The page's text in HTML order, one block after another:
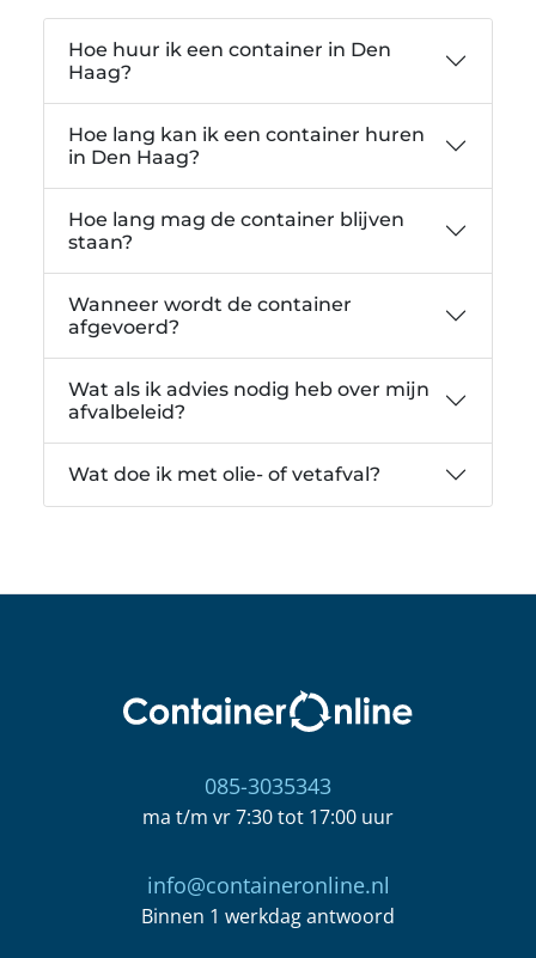
Hoe huur ik een container in Den
Haag?
Hoe lang kan ik een container huren
in Den Haag?
Hoe lang mag de container blijven
staan?
Wanneer wordt de container
afgevoerd?
Wat als ik advies nodig heb over mijn
afvalbeleid?
Wat doe ik met olie- of vetafval?
085-3035343
ma t/m vr 7:30 tot 17:00 uur
info@containeronline.nl
Binnen 1 werkdag antwoord